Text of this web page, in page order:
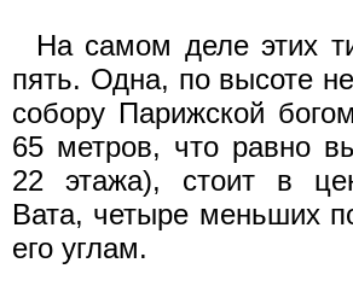
На самом деле этих
пять. Одна, по высоте
собору Парижской
65 метров, что равно
22 этажа), стоит в
Вата, четыре меньших
его углам.